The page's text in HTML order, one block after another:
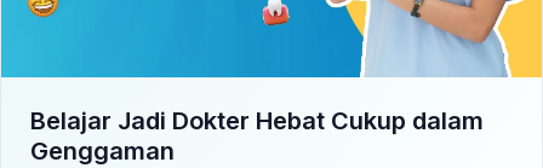
Belajar Jadi Dokter Hebat Cukup dalam
Genggaman